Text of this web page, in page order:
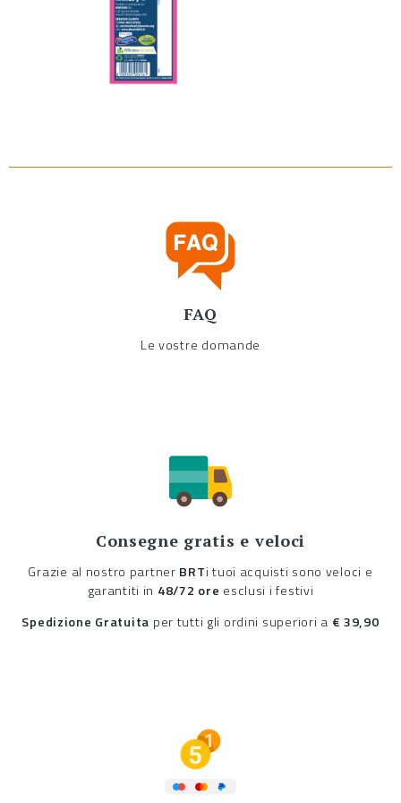
FAQ
Le vostre domande
Consegne gratis e veloci
Grazie al nostro partner BRTi tuoi acquisti sono veloci e
garantiti in 48/72 ore esclusi i festivi
Spedizione Gratuita per tutti gli ordini superiori a € 39,90